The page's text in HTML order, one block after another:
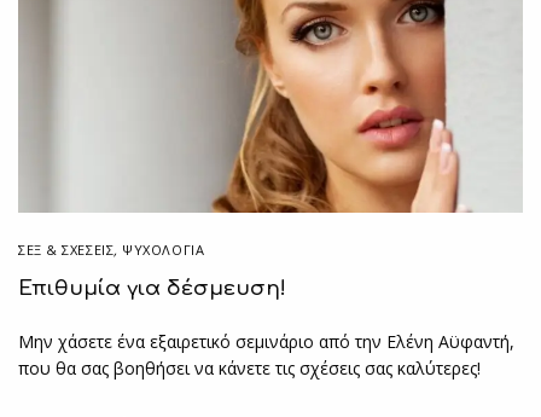
ΣΕΞ & ΣΧΈΣΕΙΣ, ΨΥΧΟΛΟΓΙΑ
Επιθυμία για δέσμευση!
Μην χάσετε ένα εξαιρετικό σεμινάριο από την Ελένη Αϋφαντή,
που θα σας βοηθήσει να κάνετε τις σχέσεις σας καλύτερες!